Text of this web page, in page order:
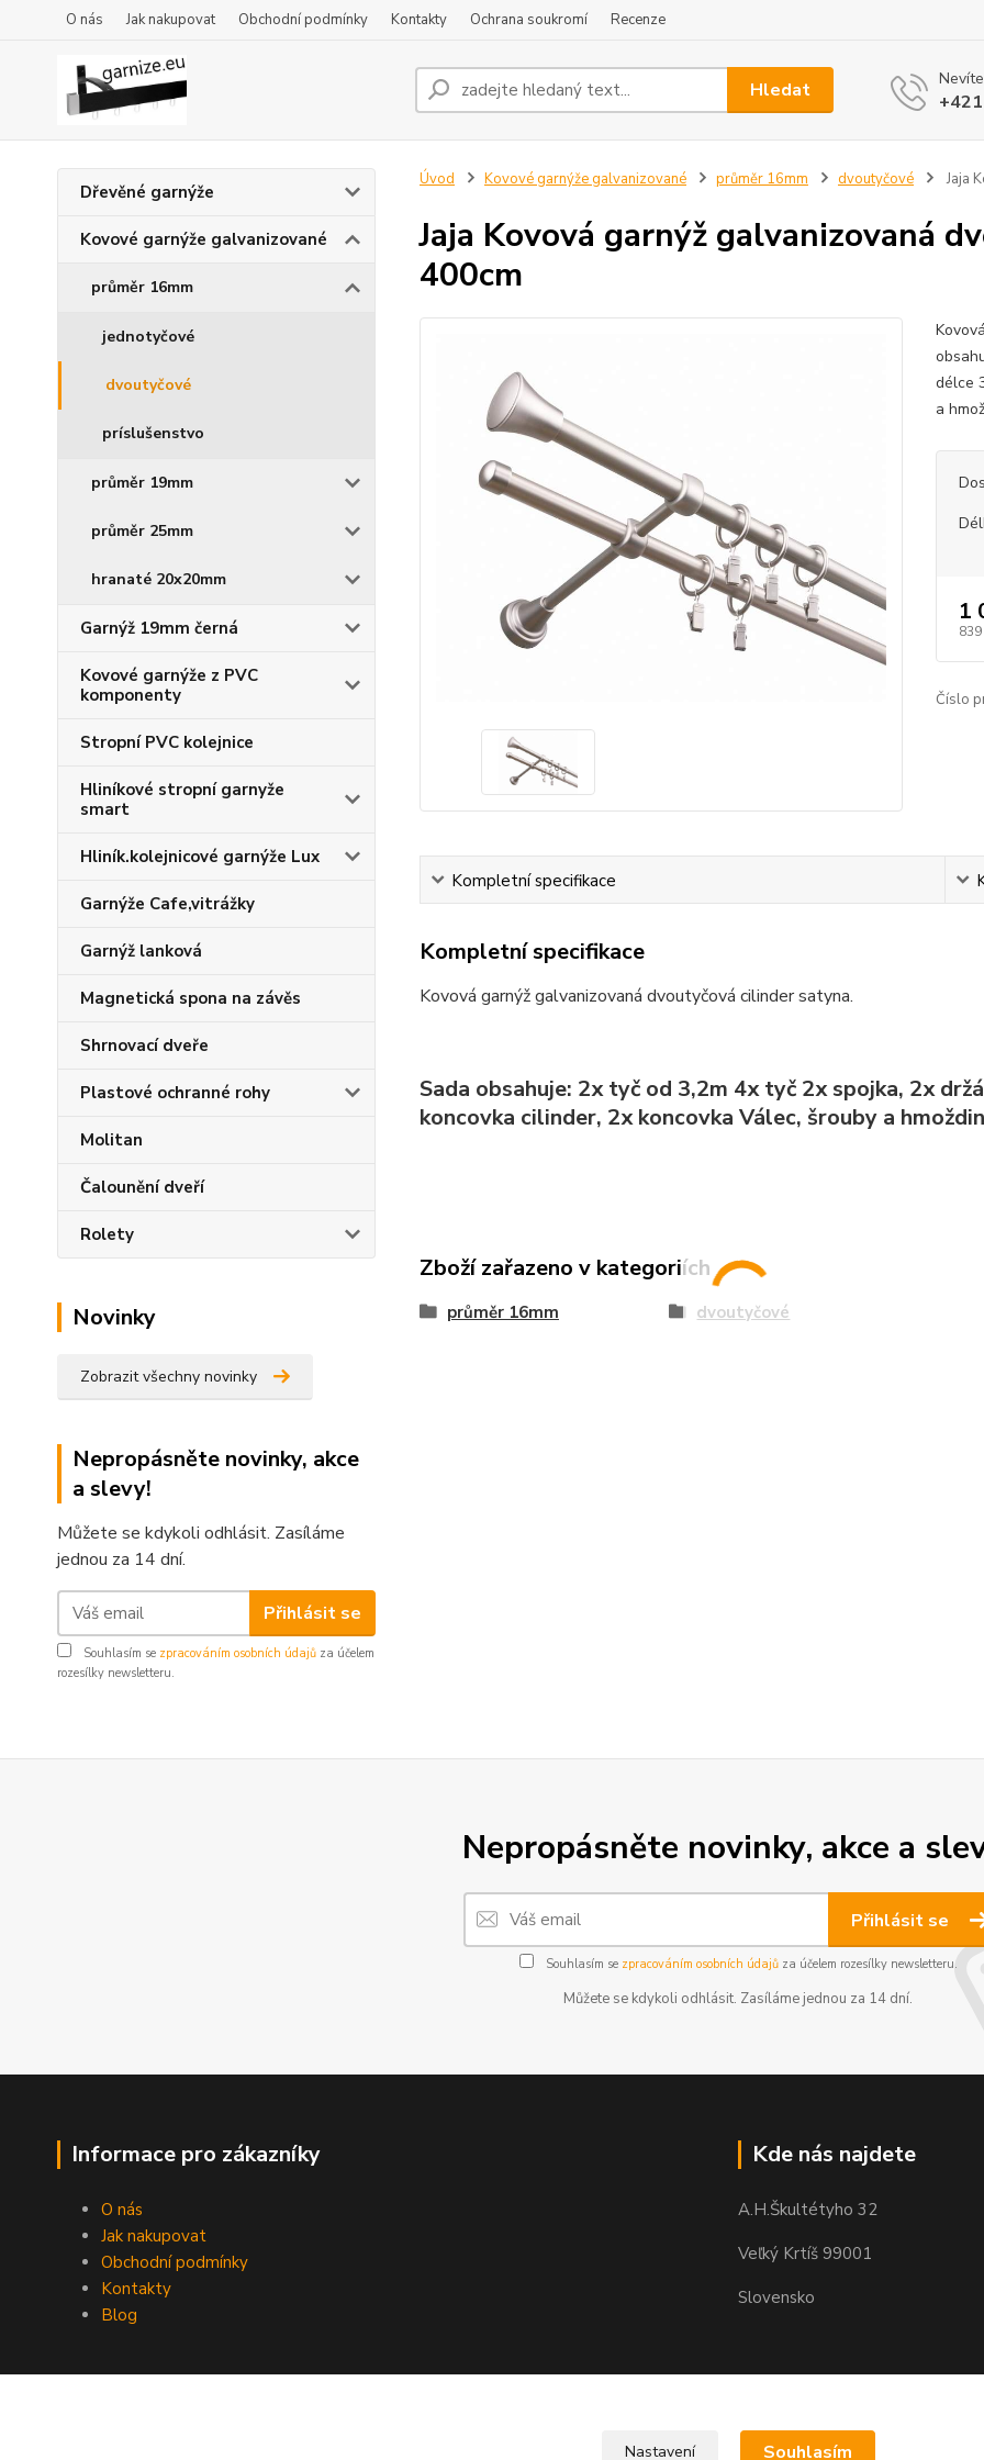
O nás Jak nakupovat Obchodní podmínky Kontakty Ochrana soukromí Recenze
Hledat
Dřevěné garnýže
Kovové garnýže galvanizované
průměr 16mm
jednotyčové
dvoutyčové
príslušenstvo
průměr 19mm
průměr 25mm
hranaté 20x20mm
Garnýž 19mm černá
Kovové garnýže z PVC
komponenty
Stropní PVC kolejnice
Hliníkové stropní garnyže
smart
Hliník.kolejnicové garnýže Lux
Garnýže Cafe,vitrážky
Garnýž lanková
Magnetická spona na závěs
Shrnovací dveře
Plastové ochranné rohy
Molitan
Čalounění dveří
Rolety
Novinky
Zobrazit všechny novinky
Nepropásněte novinky, akce
a slevy!
Můžete se kdykoli odhlásit. Zasíláme
jednou za 14 dní.
Přihlásit se
Souhlasím se zpracováním osobních údajů za účelem
rozesílky newsletteru.
Úvod Kovové garnýže galvanizované průměr 16mm dvoutyčové Jaja
Jaja Kovová garnýž galvanizovaná
400cm
délce
a
1
839
Číslo
Kompletní specifikace
Kompletní specifikace
Kovová garnýž galvanizovaná dvoutyčová cilinder satyna.
Sada obsahuje: 2x tyč od 3,2m 4x tyč 2x spojka, 2x
koncovka cilinder, 2x koncovka Válec, šrouby a
Zboží zařazeno v kategoriích
průměr 16mm dvoutyčové
Nepropásněte novinky, akce a
Přihlásit se
Souhlasím se zpracováním osobních údajůza účelem rozesílky newsletteru.
Můžete se kdykoli odhlásit. Zasíláme jednou za 14 dní.
Informace pro zákazníky
O nás
Jak nakupovat
Obchodní podmínky
Kontakty
Blog
Kde nás najdete
A.H.Škultétyho 32
Veľký Krtíš 99001
Slovensko
Nastavení Souhlasím